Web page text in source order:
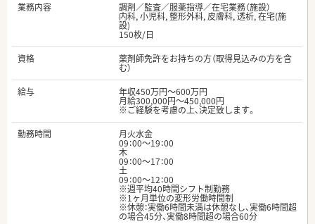
業務内容
調剤／監査／服薬指導／在宅業務（施設）
内科, 小児科, 整形外科, 皮膚科, 透析, 在宅(施
設)
150枚/日
資格
薬剤師免許をお持ちの方（取得見込みの方を含
む）
給与
年収450万円～600万円
月給300,000円～450,000円
※ご経験を考慮の上、決定致します。
勤務時間
月火水金
09：00～19：00
木
09：00～17：00
土
09：00～12：00
※週平均40時間シフト制勤務
※1ヶ月単位の変形労働時間制
※休憩：実働6時間未満は休憩なし、実働6時間超
の場合45分、実働8時間超の場合60分